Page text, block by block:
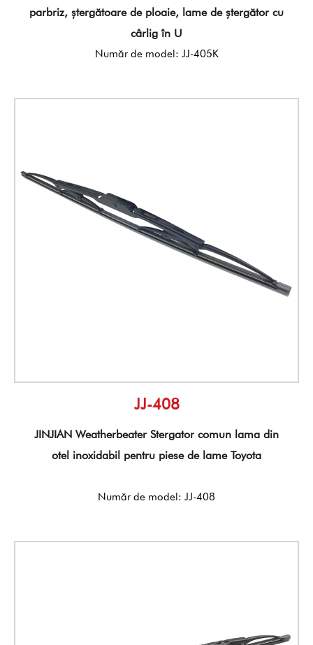
parbriz, ștergătoare de ploaie, lame de ștergător cu
cârlig în U
Număr de model: JJ-405K
JJ-408
JINJIAN Weatherbeater Stergator comun lama din
otel inoxidabil pentru piese de lame Toyota
Număr de model: JJ-408